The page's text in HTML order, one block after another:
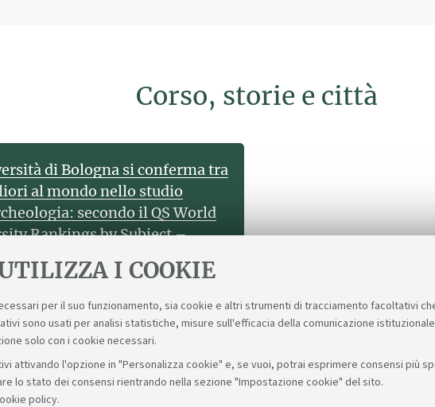
I COOKIE
per il suo funzionamento, sia cookie e altri strumenti di tracciamento facoltativi
sono usati per analisi statistiche, misure sull'efficacia della comunicazione
solo con i cookie necessari.
attivando l'opzione in "Personalizza cookie" e, se vuoi, potrai esprimere consensi più
lo stato dei consensi rientrando nella sezione "Impostazione cookie" del sito.
policy.
Corso, storie e città
di Bologna si conferma tra
al mondo nello studio
secondo il QS World
Rankings by Subject –
globale, entrando nella top
della disciplina.